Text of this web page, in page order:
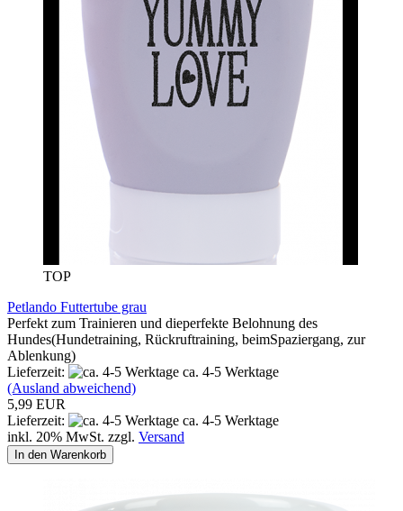
TOP
Petlando Futtertube grau
Perfekt zum Trainieren und dieperfekte Belohnung des
Hundes(Hundetraining, Rückruftraining, beimSpaziergang, zur
Ablenkung)
Lieferzeit:
ca. 4-5 Werktage
(Ausland abweichend)
5,99 EUR
Lieferzeit:
ca. 4-5 Werktage
inkl. 20% MwSt. zzgl. Versand
In den Warenkorb